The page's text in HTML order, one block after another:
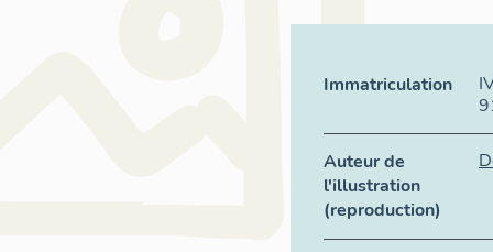
Immatriculation
Auteur de
l'illustration
(reproduction)